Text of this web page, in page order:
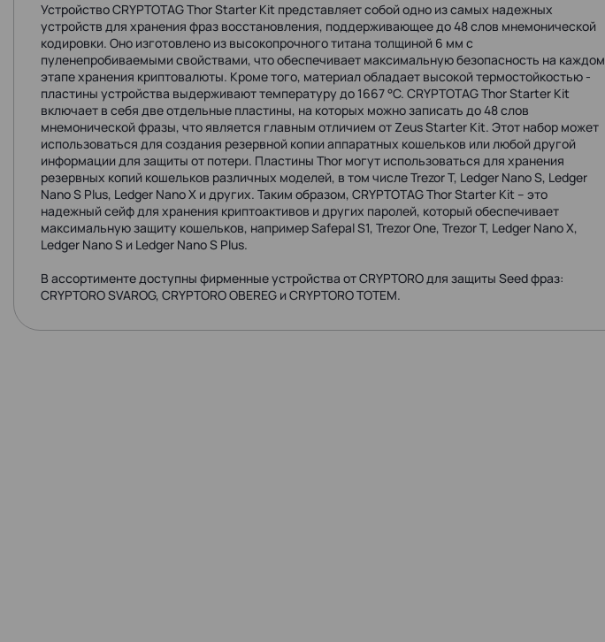
Устройство CRYPTOTAG Thor Starter Kit представляет собой одно из самых надежных
устройств для хранения фраз восстановления, поддерживающее до 48 слов мнемонической
кодировки. Оно изготовлено из высокопрочного титана толщиной 6 мм с
пуленепробиваемыми свойствами, что обеспечивает максимальную безопасность на каждом
этапе хранения криптовалюты. Кроме того, материал обладает высокой термостойкостью -
пластины устройства выдерживают температуру до 1667 °C. CRYPTOTAG Thor Starter Kit
включает в себя две отдельные пластины, на которых можно записать до 48 слов
мнемонической фразы, что является главным отличием от Zeus Starter Kit. Этот набор может
использоваться для создания резервной копии аппаратных кошельков или любой другой
информации для защиты от потери. Пластины Thor могут использоваться для хранения
резервных копий кошельков различных моделей, в том числе Trezor T, Ledger Nano S, Ledger
Nano S Plus, Ledger Nano X и других. Таким образом, CRYPTOTAG Thor Starter Kit – это
надежный сейф для хранения криптоактивов и других паролей, который обеспечивает
максимальную защиту кошельков, например Safepal S1, Trezor One, Trezor T, Ledger Nano X,
Ledger Nano S и Ledger Nano S Plus.
В ассортименте доступны фирменные устройства от CRYPTORO для защиты Seed фраз:
CRYPTORO SVAROG, CRYPTORO OBEREG и CRYPTORO TOTEM.